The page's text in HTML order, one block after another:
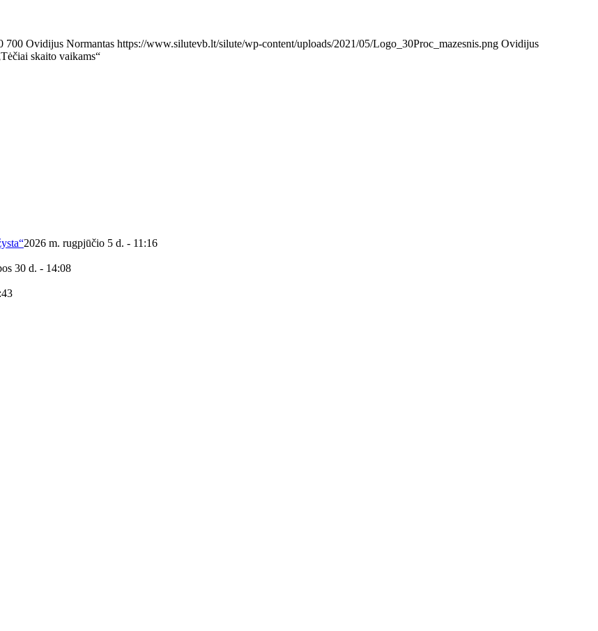
700 Ovidijus Normantas https://www.silutevb.lt/silute/wp-content/uploads/2021/05/Logo_30Proc_mazesnis.png Ovidijus
skaito vaikams“
2026 m. rugpjūčio 5 d. - 11:16
30 d. - 14:08